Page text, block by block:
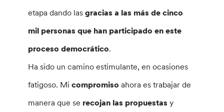
etapa dando lasgracias a las más de cinco
mil personas que han participado en este
proceso democrático.
Ha sido un camino estimulante, en ocasiones
fatigoso. Micompromiso ahora es trabajar de
manera que se recojan las propuestasy